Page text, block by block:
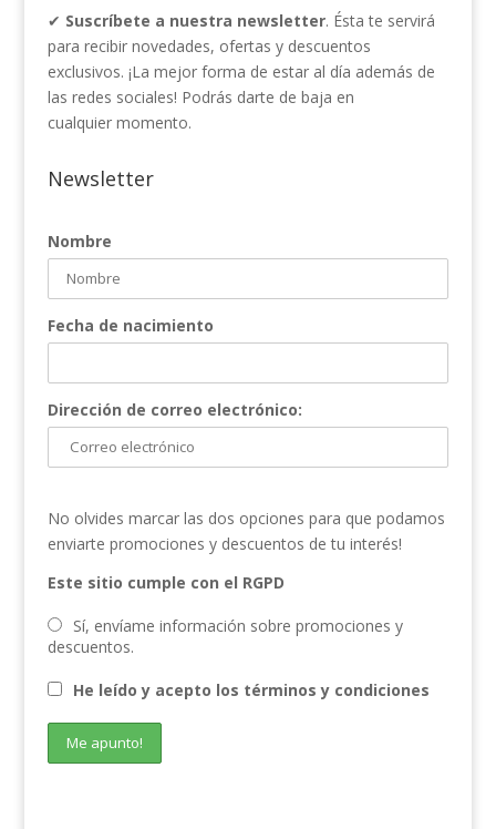
✔ Suscríbete a nuestra newsletter. Ésta te servirá
para recibir novedades, ofertas y descuentos
exclusivos. ¡La mejor forma de estar al día además de
las redes sociales! Podrás darte de baja en
cualquier momento.
Newsletter
Nombre
Fecha de nacimiento
Dirección de correo electrónico:
No olvides marcar las dos opciones para que podamos
enviarte promociones y descuentos de tu interés!
Este sitio cumple con el RGPD
Sí, envíame información sobre promociones y
descuentos.
He leído y acepto los términos y condiciones